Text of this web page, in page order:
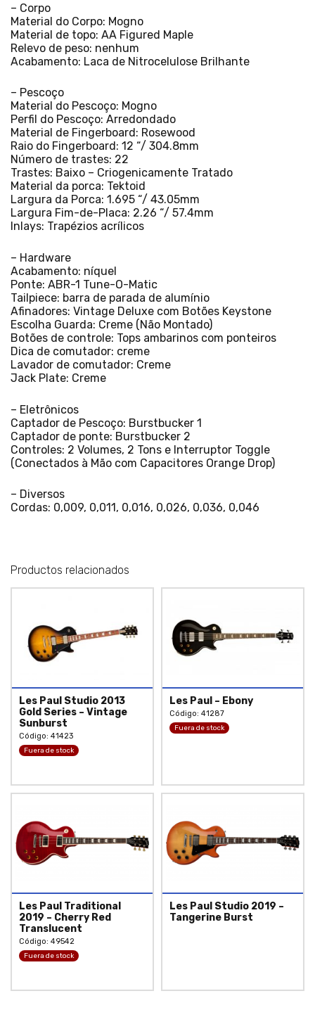
– Corpo
Material do Corpo: Mogno
Material de topo: AA Figured Maple
Relevo de peso: nenhum
Acabamento: Laca de Nitrocelulose Brilhante
– Pescoço
Material do Pescoço: Mogno
Perfil do Pescoço: Arredondado
Material de Fingerboard: Rosewood
Raio do Fingerboard: 12 “/ 304.8mm
Número de trastes: 22
Trastes: Baixo – Criogenicamente Tratado
Material da porca: Tektoid
Largura da Porca: 1.695 “/ 43.05mm
Largura Fim-de-Placa: 2.26 “/ 57.4mm
Inlays: Trapézios acrílicos
– Hardware
Acabamento: níquel
Ponte: ABR-1 Tune-O-Matic
Tailpiece: barra de parada de alumínio
Afinadores: Vintage Deluxe com Botões Keystone
Escolha Guarda: Creme (Não Montado)
Botões de controle: Tops ambarinos com ponteiros
Dica de comutador: creme
Lavador de comutador: Creme
Jack Plate: Creme
– Eletrônicos
Captador de Pescoço: Burstbucker 1
Captador de ponte: Burstbucker 2
Controles: 2 Volumes, 2 Tons e Interruptor Toggle
(Conectados à Mão com Capacitores Orange Drop)
– Diversos
Cordas: 0,009, 0,011, 0,016, 0,026, 0,036, 0,046
Productos relacionados
Les Paul Studio 2013
Gold Series – Vintage
Sunburst
Código: 41423
Fuera de stock
Les Paul – Ebony
Código: 41287
Fuera de stock
Les Paul Traditional
2019 – Cherry Red
Translucent
Código: 49542
Fuera de stock
Les Paul Studio 2019 –
Tangerine Burst